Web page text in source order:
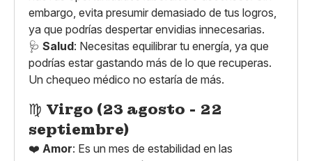
embargo, evita presumir demasiado de tus logros,
ya que podrías despertar envidias innecesarias.
🩺 Salud: Necesitas equilibrar tu energía, ya que
podrías estar gastando más de lo que recuperas.
Un chequeo médico no estaría de más.
♍ Virgo (23 agosto - 22
septiembre)
❤️ Amor: Es un mes de estabilidad en las